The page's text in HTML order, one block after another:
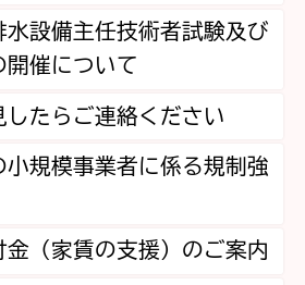
水設備主任技術者試験及び
開催について
したらご連絡ください
小規模事業者に係る規制強
（家賃の支援）のご案内